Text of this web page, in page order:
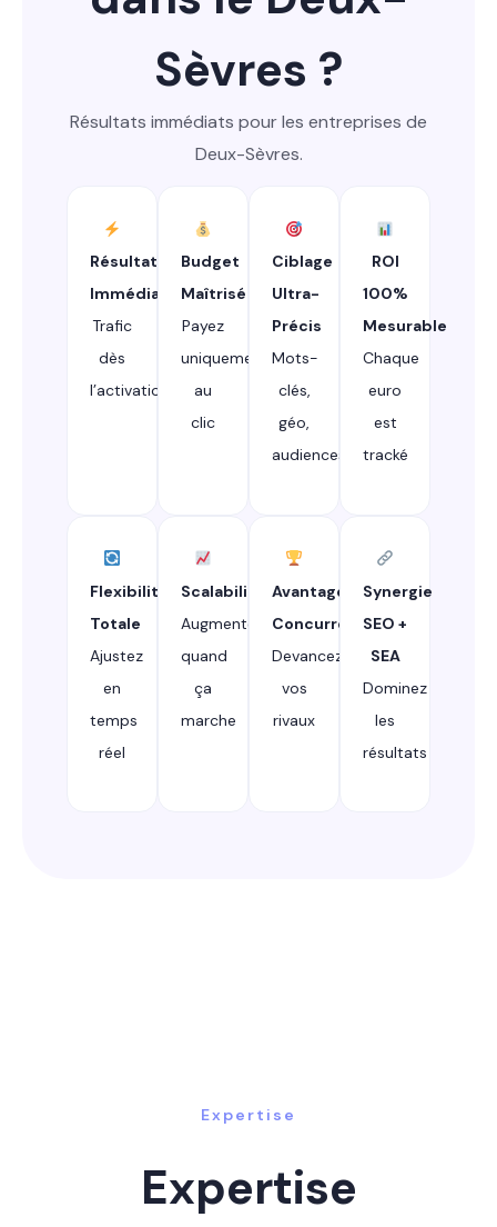
Sèvres ?
Résultats immédiats pour les entreprises de
Deux-Sèvres.
Résultats
Immédiats
Trafic
dès
l’activation
Budget
Maîtrisé
Payez
uniquement
au
clic
Ciblage
Ultra-
Précis
Mots-
clés,
géo,
audiences
ROI
100%
Mesurable
Chaque
euro
est
tracké
Flexibilité
Totale
Ajustez
en
temps
réel
Scalabilité
Augmentez
quand
ça
marche
Avantage
Concurrentiel
Devancez
vos
rivaux
Synergie
SEO +
SEA
Dominez
les
résultats
Expertise
Expertise